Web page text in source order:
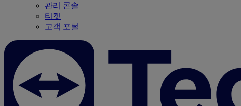
관리 콘솔
티켓
고객 포털